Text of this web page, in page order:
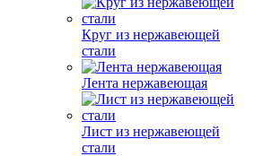
Круг из нержавеющей
стали
Лента нержавеющая
Лист из нержавеющей
стали